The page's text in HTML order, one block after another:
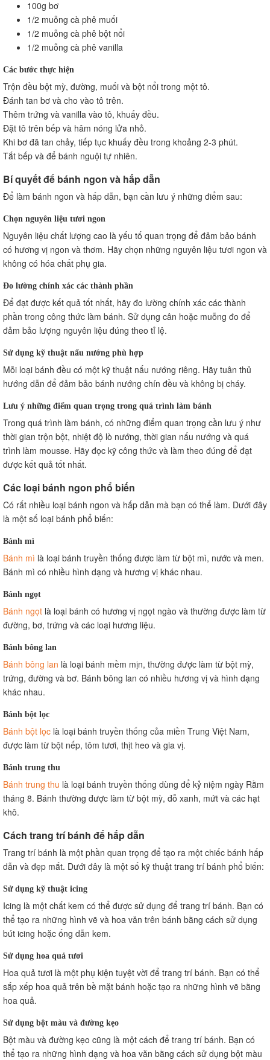
100g bơ
1/2 muỗng cà phê muối
1/2 muỗng cà phê bột nổi
1/2 muỗng cà phê vanilla
Các bước thực hiện
Trộn đều bột mỳ, đường, muối và bột nổi trong một tô.
Đánh tan bơ và cho vào tô trên.
Thêm trứng và vanilla vào tô, khuấy đều.
Đặt tô trên bếp và hâm nóng lửa nhỏ.
Khi bơ đã tan chảy, tiếp tục khuấy đều trong khoảng 2-3 phút.
Tắt bếp và để bánh nguội tự nhiên.
Bí quyết để bánh ngon và hấp dẫn
Để làm bánh ngon và hấp dẫn, bạn cần lưu ý những điểm sau:
Chọn nguyên liệu tươi ngon
Nguyên liệu chất lượng cao là yếu tố quan trọng để đảm bảo bánh
có hương vị ngon và thơm. Hãy chọn những nguyên liệu tươi ngon và
không có hóa chất phụ gia.
Đo lường chính xác các thành phần
Để đạt được kết quả tốt nhất, hãy đo lường chính xác các thành
phần trong công thức làm bánh. Sử dụng cân hoặc muỗng đo để
đảm bảo lượng nguyên liệu đúng theo tỉ lệ.
Sử dụng kỹ thuật nấu nướng phù hợp
Mỗi loại bánh đều có một kỹ thuật nấu nướng riêng. Hãy tuân thủ
hướng dẫn để đảm bảo bánh nướng chín đều và không bị cháy.
Lưu ý những điểm quan trọng trong quá trình làm bánh
Trong quá trình làm bánh, có những điểm quan trọng cần lưu ý như
thời gian trộn bột, nhiệt độ lò nướng, thời gian nấu nướng và quá
trình làm mousse. Hãy đọc kỹ công thức và làm theo đúng để đạt
được kết quả tốt nhất.
Các loại bánh ngon phổ biến
Có rất nhiều loại bánh ngon và hấp dẫn mà bạn có thể làm. Dưới đây
là một số loại bánh phổ biến:
Bánh mì
Bánh mì là loại bánh truyền thống được làm từ bột mì, nước và men.
Bánh mì có nhiều hình dạng và hương vị khác nhau.
Bánh ngọt
Bánh ngọt là loại bánh có hương vị ngọt ngào và thường được làm từ
đường, bơ, trứng và các loại hương liệu.
Bánh bông lan
Bánh bông lan là loại bánh mềm mịn, thường được làm từ bột mỳ,
trứng, đường và bơ. Bánh bông lan có nhiều hương vị và hình dạng
khác nhau.
Bánh bột lọc
Bánh bột lọc là loại bánh truyền thống của miền Trung Việt Nam,
được làm từ bột nếp, tôm tươi, thịt heo và gia vị.
Bánh trung thu
Bánh trung thu là loại bánh truyền thống dùng để kỷ niệm ngày Rằm
tháng 8. Bánh thường được làm từ bột mỳ, đỗ xanh, mứt và các hạt
khô.
Cách trang trí bánh để hấp dẫn
Trang trí bánh là một phần quan trọng để tạo ra một chiếc bánh hấp
dẫn và đẹp mắt. Dưới đây là một số kỹ thuật trang trí bánh phổ biến:
Sử dụng kỹ thuật icing
Icing là một chất kem có thể được sử dụng để trang trí bánh. Bạn có
thể tạo ra những hình vẽ và hoa văn trên bánh bằng cách sử dụng
bút icing hoặc ống dẫn kem.
Sử dụng hoa quả tươi
Hoa quả tươi là một phụ kiện tuyệt vời để trang trí bánh. Bạn có thể
sắp xếp hoa quả trên bề mặt bánh hoặc tạo ra những hình vẽ bằng
hoa quả.
Sử dụng bột màu và đường kẹo
Bột màu và đường kẹo cũng là một cách để trang trí bánh. Bạn có
thể tạo ra những hình dạng và hoa văn bằng cách sử dụng bột màu